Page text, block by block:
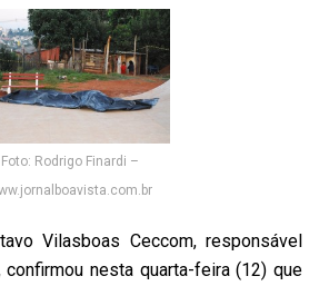
Foto: Rodrigo Finardi –
Vilasboas Ceccom, responsável
nesta quarta-feira (12) que